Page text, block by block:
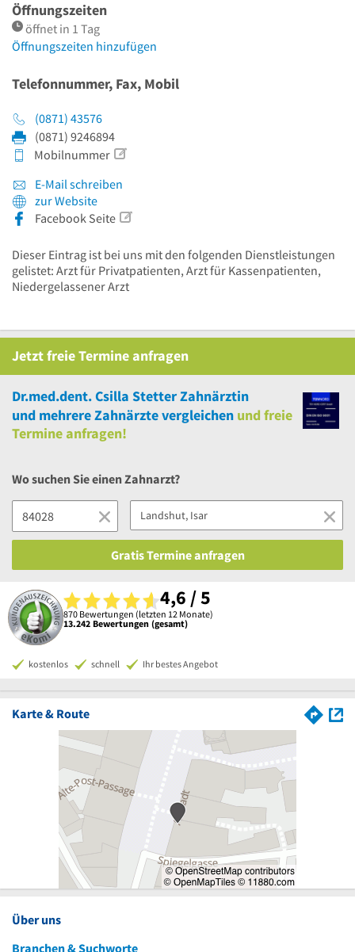
Öffnungszeiten
öffnet in 1 Tag
Öffnungszeiten hinzufügen
Telefonnummer, Fax, Mobil
(0871) 43576
(0871) 9246894
Mobilnummer
E-Mail schreiben
zur Website
Facebook Seite
Dieser Eintrag ist bei uns mit den folgenden Dienstleistungen
gelistet: Arzt für Privatpatienten, Arzt für Kassenpatienten,
Niedergelassener Arzt
JetztfreieTermine anfragen
Dr.med.dent. Csilla Stetter Zahnärztin
und mehrereZahnärzte vergleichen undfreie
Termine anfragen!
Wo suchen Sie einen Zahnarzt?
Gratis Termine anfragen
4,6 / 5
870 Bewertungen (letzten 12 Monate)
13.242 Bewertungen (gesamt)
kostenlos schnell Ihr bestes Angebot
Karte & Route
Über uns
Branchen & Suchworte